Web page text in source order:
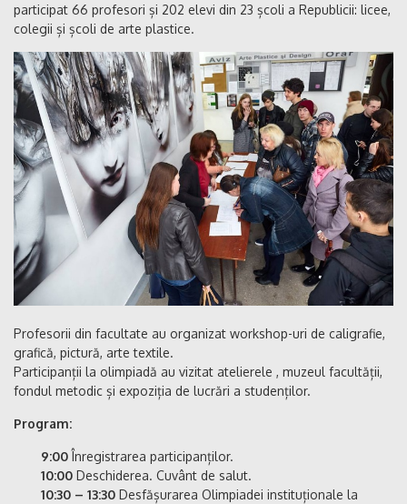
participat 66 profesori și 202 elevi din 23 școli a Republicii: licee,
colegii și școli de arte plastice.
Profesorii din facultate au organizat workshop-uri de caligrafie,
grafică, pictură, arte textile.
Participanții la olimpiadă au vizitat atelierele , muzeul facultății,
fondul metodic și expoziția de lucrări a studenților.
Program:
9:00Înregistrarea participanților.
10:00 Deschiderea. Cuvânt de salut.
10:30 – 13:30 Desfășurarea Olimpiadei instituționale la